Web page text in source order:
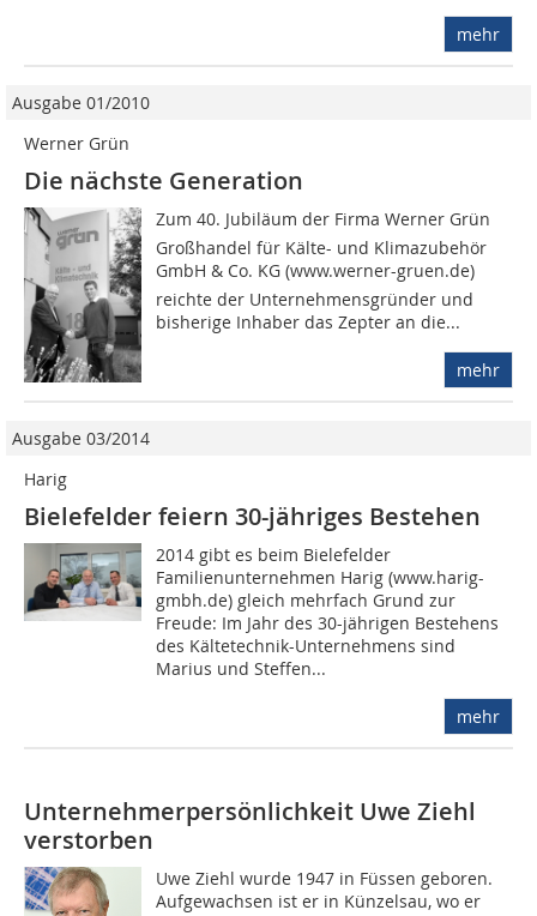
mehr
Ausgabe 01/2010
Werner Grün
Die nächste Generation
Zum 40. Jubiläum der Firma Werner Grün 
Großhandel für Kälte- und Klimazubehör
GmbH & Co. KG (www.werner-gruen.de) 
reichte der Unternehmensgründer und
bisherige Inhaber das Zepter an die...
mehr
Ausgabe 03/2014
Harig
Bielefelder feiern 30-jähriges Bestehen
2014 gibt es beim Bielefelder
Familienunternehmen Harig (www.harig-
gmbh.de) gleich mehrfach Grund zur
Freude: Im Jahr des 30-jährigen Bestehens
des Kältetechnik-Unternehmens sind
Marius und Steffen...
mehr
Unternehmerpersönlichkeit Uwe Ziehl
verstorben
Uwe Ziehl wurde 1947 in Füssen geboren.
Aufgewachsen ist er in Künzelsau, wo er